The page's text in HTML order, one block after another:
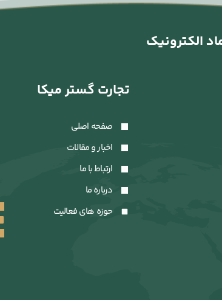
الکترونیک
تجارت گستر میکا
صفحه اصلی
اخبار و مقالات
ارتباط با ما
درباره ما
حوزه های فعالیت